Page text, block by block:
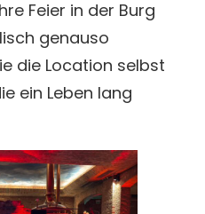
Feier in der Burg
genauso
die Location selbst
ein Leben lang